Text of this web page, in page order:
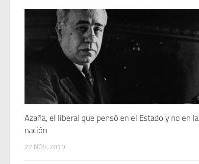
Azaña, el liberal que pensó en el Estado y no en la
nación
27 NOV, 2019